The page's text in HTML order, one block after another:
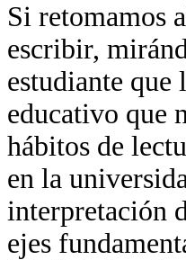
Si retomamos
escribir,
estudiante que
educativo que
hábitos de
en la
interpretación
ejes